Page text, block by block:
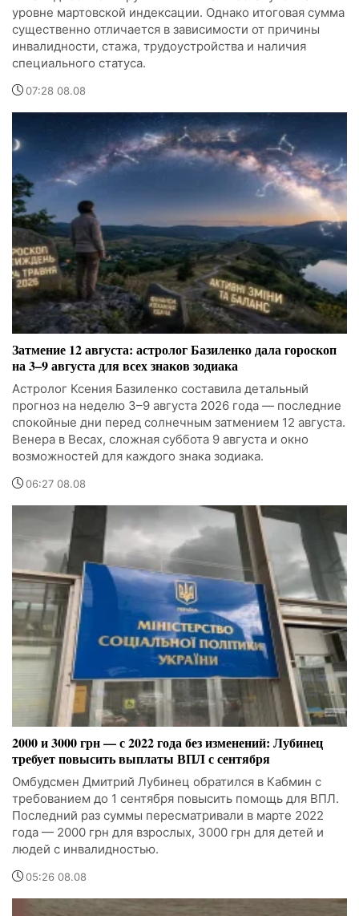
уровне мартовской индексации. Однако итоговая сумма
существенно отличается в зависимости от причины
инвалидности, стажа, трудоустройства и наличия
специального статуса.
07:28 08.08
Затмение 12 августа: астролог Базиленко дала гороскоп
на 3–9 августа для всех знаков зодиака
Астролог Ксения Базиленко составила детальный
прогноз на неделю 3–9 августа 2026 года — последние
спокойные дни перед солнечным затмением 12 августа.
Венера в Весах, сложная суббота 9 августа и окно
возможностей для каждого знака зодиака.
06:27 08.08
2000 и 3000 грн — с 2022 года без изменений: Лубинец
требует повысить выплаты ВПЛ с сентября
Омбудсмен Дмитрий Лубинец обратился в Кабмин с
требованием до 1 сентября повысить помощь для ВПЛ.
Последний раз суммы пересматривали в марте 2022
года — 2000 грн для взрослых, 3000 грн для детей и
людей с инвалидностью.
05:26 08.08